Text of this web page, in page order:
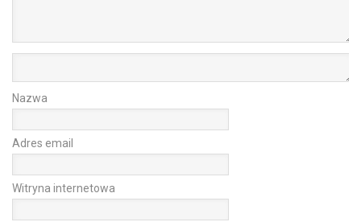
Nazwa
Adres email
Witryna internetowa